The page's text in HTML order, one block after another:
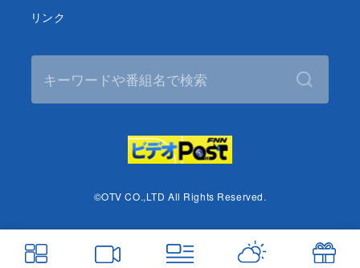
リンク
©OTV CO.,LTD All Rights Reserved.